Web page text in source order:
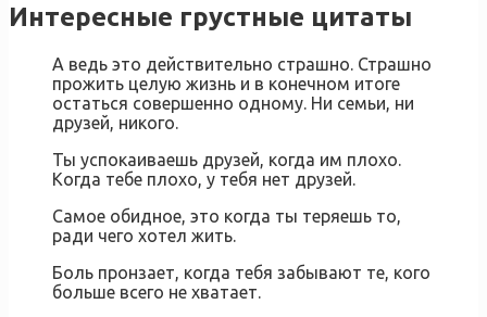
Интересные грустные цитаты
А ведь это действительно страшно. Страшно
прожить целую жизнь и в конечном итоге
остаться совершенно одному. Ни семьи, ни
друзей, никого.
Ты успокаиваешь друзей, когда им плохо.
Когда тебе плохо, у тебя нет друзей.
Самое обидное, это когда ты теряешь то,
ради чего хотел жить.
Боль пронзает, когда тебя забывают те, кого
больше всего не хватает.